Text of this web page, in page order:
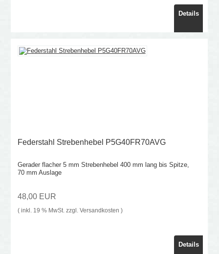
Details
Federstahl Strebenhebel P5G40FR70AVG
Gerader flacher 5 mm Strebenhebel 400 mm lang bis Spitze,
70 mm Auslage
48,00 EUR
( inkl. 19 % MwSt. zzgl. Versandkosten )
Details